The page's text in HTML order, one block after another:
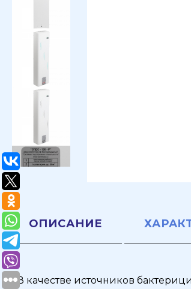
ОПИСАНИЕ
В качестве источников